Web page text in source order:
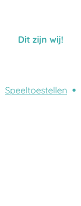
Dit zijn wij!
Speeltoestellen